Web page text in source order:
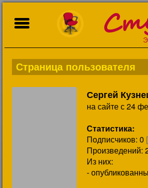
Страница пользователя
Сергей
на сайте с 24
Статистика:
Подписчиков: 0
Произведений:
Из них:
-